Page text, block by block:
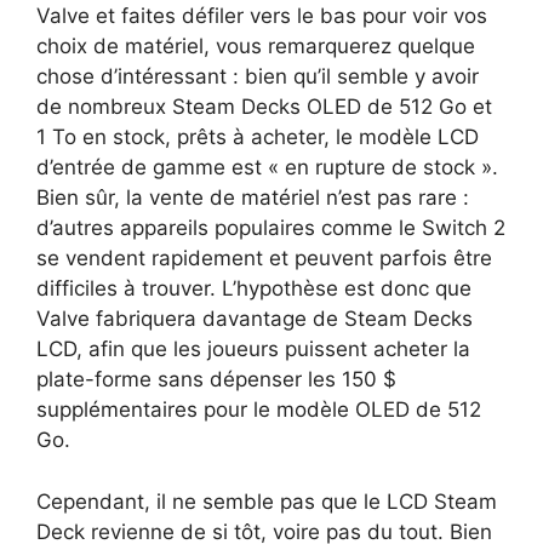
Valve et faites défiler vers le bas pour voir vos
choix de matériel, vous remarquerez quelque
chose d’intéressant : bien qu’il semble y avoir
de nombreux Steam Decks OLED de 512 Go et
1 To en stock, prêts à acheter, le modèle LCD
d’entrée de gamme est « en rupture de stock ».
Bien sûr, la vente de matériel n’est pas rare :
d’autres appareils populaires comme le Switch 2
se vendent rapidement et peuvent parfois être
difficiles à trouver. L’hypothèse est donc que
Valve fabriquera davantage de Steam Decks
LCD, afin que les joueurs puissent acheter la
plate-forme sans dépenser les 150 $
supplémentaires pour le modèle OLED de 512
Go.
Cependant, il ne semble pas que le LCD Steam
Deck revienne de si tôt, voire pas du tout. Bien